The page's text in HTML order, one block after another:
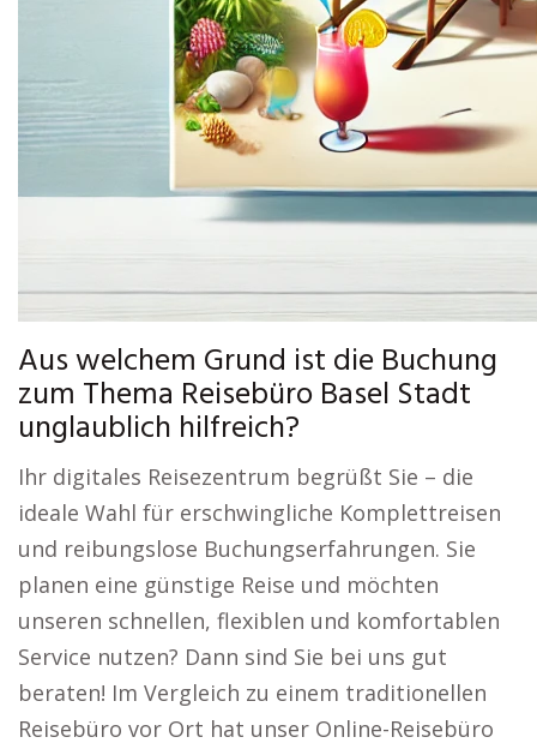
Aus welchem Grund ist die Buchung
zum Thema Reisebüro Basel Stadt
unglaublich hilfreich?
Ihr digitales Reisezentrum begrüßt Sie – die
ideale Wahl für erschwingliche Komplettreisen
und reibungslose Buchungserfahrungen. Sie
planen eine günstige Reise und möchten
unseren schnellen, flexiblen und komfortablen
Service nutzen? Dann sind Sie bei uns gut
beraten! Im Vergleich zu einem traditionellen
Reisebüro vor Ort hat unser Online-Reisebüro